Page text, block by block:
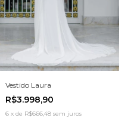
Vestido Laura
R$3.998,90
6 x de R$666,48 sem juros